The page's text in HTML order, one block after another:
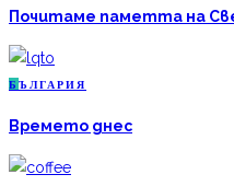
Почитаме паметта на
Б ЪЛГАРИЯ
Времето днес